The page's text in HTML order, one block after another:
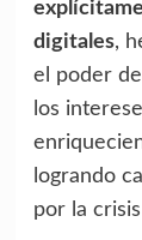
digitales,
el poder
los
logrando
por la